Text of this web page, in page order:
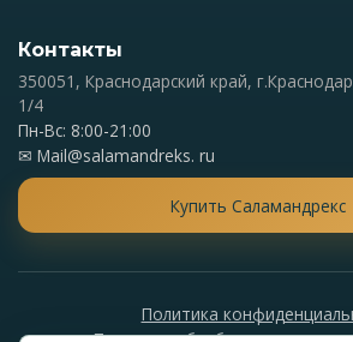
Контакты
350051, Краснодарский край,
1/4
Пн-Вс: 8:00-21:00
✉ Mail@salamandreks. ru
Купить Саламандрекс
Политика